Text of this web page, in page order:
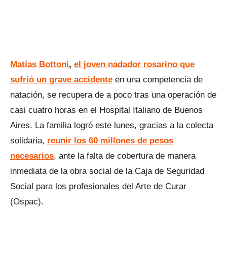
Matías Bottoni, el joven nadador rosarino que
sufrió un grave accidente en una competencia de
natación, se recupera de a poco tras una operación de
casi cuatro horas en el Hospital Italiano de Buenos
Aires. La familia logró este lunes, gracias a la colecta
solidaria, reunir los 60 millones de pesos
necesarios, ante la falta de cobertura de manera
inmediata de la obra social de la Caja de Seguridad
Social para los profesionales del Arte de Curar
(Ospac).